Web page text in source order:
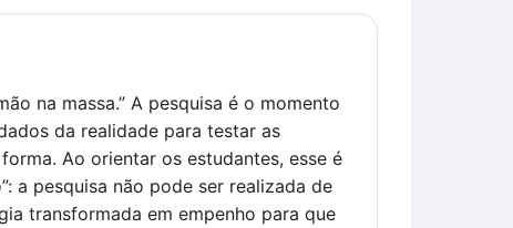
na massa.” A pesquisa é o momento
da realidade para testar as
Ao orientar os estudantes, esse é
a pesquisa não pode ser realizada de
transformada em empenho para que